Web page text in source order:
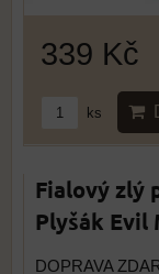
339 Kč
ks
Fialový zlý
Plyšák Evil
DOPRAVA